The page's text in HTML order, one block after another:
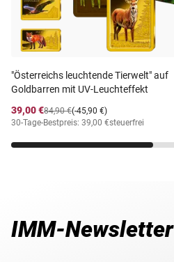
"Österreichs leuchtende Tierwelt" auf
Goldbarren mit UV-Leuchteffekt
39,00 €
(-45,90 €)
84,90 €
30-Tage-Bestpreis: 39,00 €steuerfrei
IMM-Newsletter